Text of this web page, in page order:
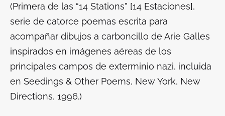
(Primera de las “14 Stations” [14 Estaciones],
serie de catorce poemas escrita para
acompañar dibujos a carboncillo de Arie Galles
inspirados en imágenes aéreas de los
principales campos de exterminio nazi, incluida
en Seedings & Other Poems, New York, New
Directions, 1996.)